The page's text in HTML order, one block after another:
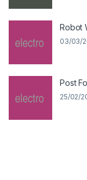
Robot
03/03/
Post
25/02/